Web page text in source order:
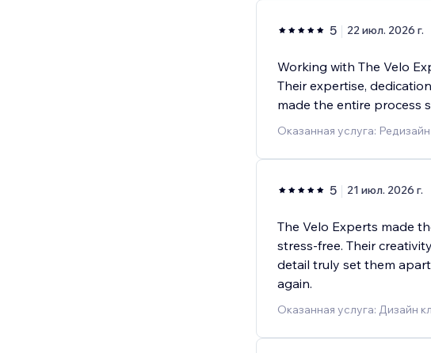
5 22 июл. 2026 г.
Working with The Velo
Their expertise,
made the entire process
Оказанная услуга:
5 21 июл. 2026 г.
The Velo Experts made
stress-free. Their
detail truly set them
again.
Оказанная услуга: Дизайн